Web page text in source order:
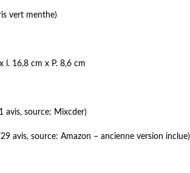
vert menthe)
l. 16,8 cm x P. 8,6 cm
avis, source: Mixcder)
avis, source: Amazon – ancienne version inclue)